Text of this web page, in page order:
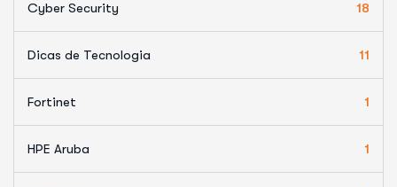
Cyber Security 18
Dicas de Tecnologia 11
Fortinet 1
HPE Aruba 1